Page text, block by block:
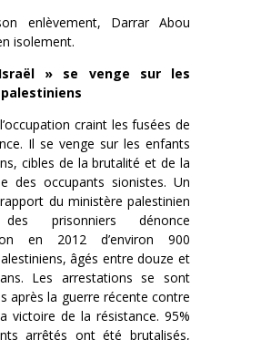
enlèvement, Darrar Abou
isolement.
» se venge sur les
craint les fusées de
Il se venge sur les enfants
cibles de la brutalité et de la
des occupants sionistes. Un
du ministère palestinien
prisonniers dénonce
en 2012 d’environ 900
âgés entre douze et
Les arrestations se sont
après la guerre récente contre
victoire de la résistance. 95%
arrêtés ont été brutalisés,